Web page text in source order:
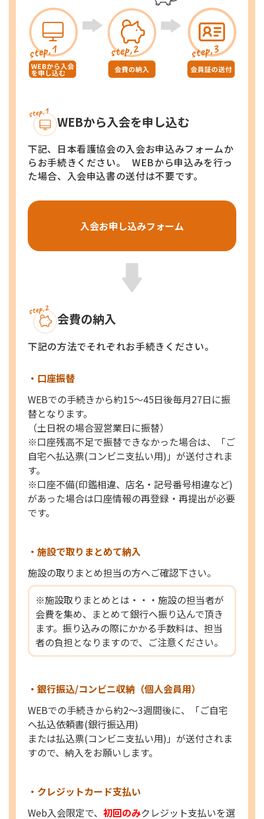
WEBから入会を申し込む
下記、日本看護協会の入会お申込みフォームか
らお手続きください。 WEBから申込みを行っ
た場合、入会申込書の送付は不要です。
入会お申し込みフォーム
会費の納入
下記の方法でそれぞれお手続きください。
・口座振替
WEBでの手続きから約15～45日後毎月27日に振
替となります。
（土日祝の場合翌営業日に振替）
※口座残高不足で振替できなかった場合は、
「ご
自宅へ払込票(コンビニ支払い用)」が送付されま
す。
※口座不備(印鑑相違、店名・記号番号相違など)
があった場合は口座情報の再登録・再提出が必要
です。
・施設で取りまとめて納入
施設の取りまとめ担当の方へご確認下さい。
※施設取りまとめとは・・・施設の担当者が
会費を集め、まとめて銀行へ振り込んで頂き
ます。振り込みの際にかかる手数料は、 担当
者の負担となりますので、ご注意ください。
・銀行振込/コンビニ収納（個人会員用）
WEBでの手続きから約2～3週間後に、「ご自宅
へ払込依頼書(銀行振込用)
または払込票(コンビニ支払い用)」が送付されま
すので、納入をお願いします。
・クレジットカード支払い
Web入会限定で、 初回のみクレジット支払いを選